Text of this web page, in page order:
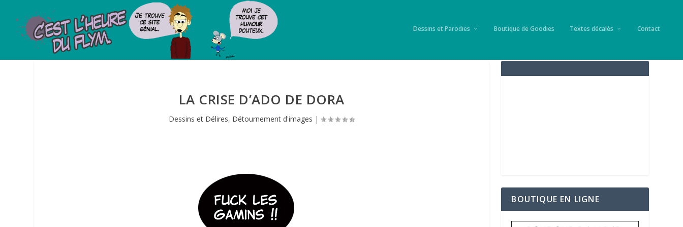
Dessins et Parodies Boutique de Goodies Textes décalés Contact
LA CRISE D’ADO DE DORA
Dessins et Délires, Détournement d'images |
BOUTIQUE EN LIGNE